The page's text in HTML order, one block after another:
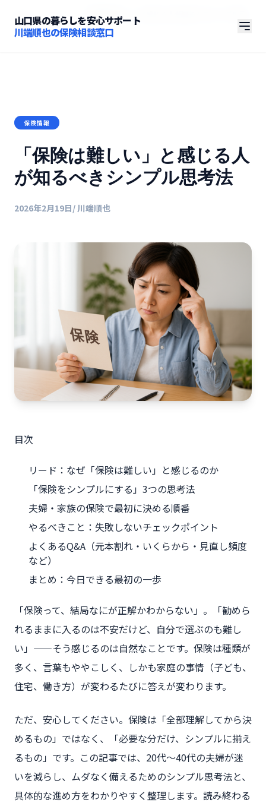
山口県の暮らしを安心サポート
川端順也の保険相談窓口
コラム
「保険は難しい」と感じる人が知るべきシンプル思
考法
保険情報
「保険は難しい」と感じる人
が知るべきシンプル思考法
2026年2月19日/ 川端順也
目次
リード：なぜ「保険は難しい」と感じるのか
「保険をシンプルにする」3つの思考法
夫婦・家族の保険で最初に決める順番
やるべきこと：失敗しないチェックポイント
よくあるQ&A（元本割れ・いくらから・見直し頻度
など）
まとめ：今日できる最初の一歩
「保険って、結局なにが正解かわからない」。「勧めら
れるままに入るのは不安だけど、自分で選ぶのも難し
い」——そう感じるのは自然なことです。保険は種類が
多く、言葉もややこしく、しかも家庭の事情（子ども、
住宅、働き方）が変わるたびに答えが変わります。
ただ、安心してください。保険は「全部理解してから決
めるもの」ではなく、「必要な分だけ、シンプルに揃え
るもの」です。この記事では、20代〜40代の夫婦が迷
いを減らし、ムダなく備えるためのシンプル思考法と、
具体的な進め方をわかりやすく整理します。読み終わる